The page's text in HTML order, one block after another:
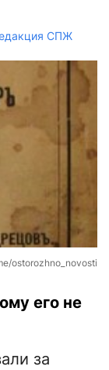
СПЖ
ostorozhno_novosti
его не
за